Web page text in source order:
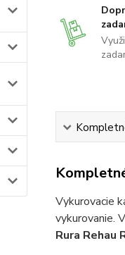
Vykurovacie
vykurovanie.
Rura